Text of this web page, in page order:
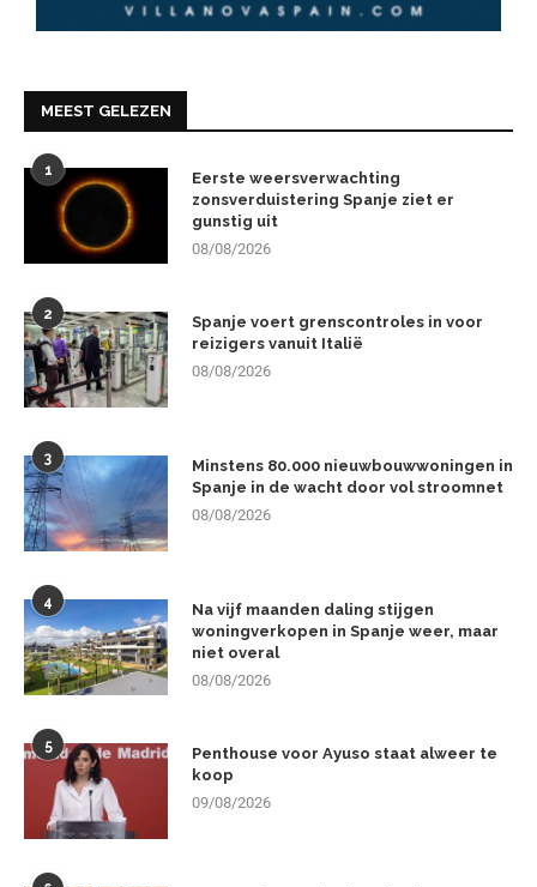
MEEST GELEZEN
1
Eerste weersverwachting
zonsverduistering Spanje ziet er
gunstig uit
08/08/2026
2
Spanje voert grenscontroles in voor
reizigers vanuit Italië
08/08/2026
3
Minstens 80.000 nieuwbouwwoningen in
Spanje in de wacht door vol stroomnet
08/08/2026
4
Na vijf maanden daling stijgen
woningverkopen in Spanje weer, maar
niet overal
08/08/2026
5
Penthouse voor Ayuso staat alweer te
koop
09/08/2026